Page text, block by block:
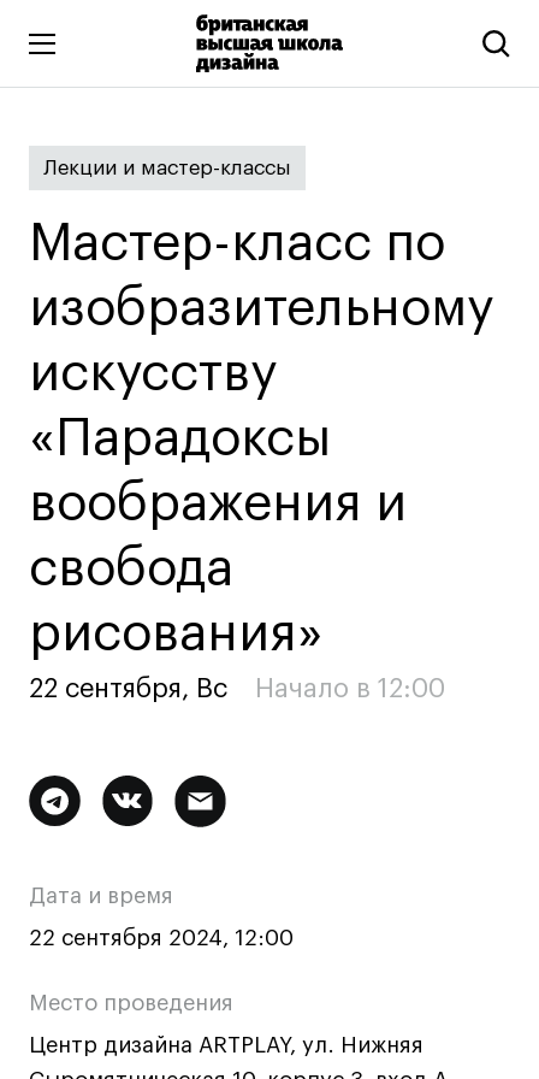
Искусство и дизайн
Бизнес и маркетинг
Все программы
Дополнительное образование
Коммуникационный и цифровой дизайн
Иллюстрация
Современное искусство
Мода и стиль
Ювелирный дизайн
Фотография и видео
Дизайн и декорирование интерьера
Подготовительные курсы и творческое
развитие
Все программы
Онлайн-программы
Лекции и мастер-классы
Мастер-класс по
изобразительному
искусству
«Парадоксы
воображения и
свобода
рисования»
22 сентября, Вс Начало в 12:00
Дополнительная
о
мероприятии
Дата и время
22 сентября 2024, 12:00
Место проведения
Центр дизайна ARTPLAY, ул. Нижняя